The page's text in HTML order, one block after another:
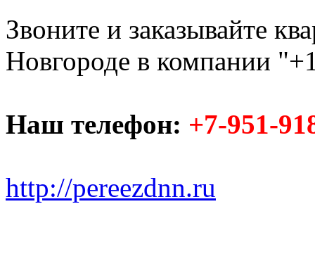
Звоните и заказывайте
Новгороде в компании
Наш телефон: +7-951-
http://pereezdnn.ru